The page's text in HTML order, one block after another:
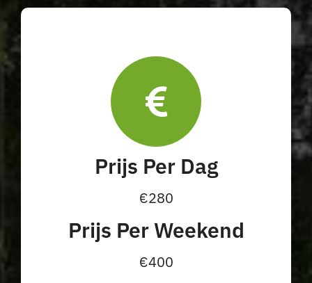
Prijs Per Dag
€280
Prijs Per Weekend
€400